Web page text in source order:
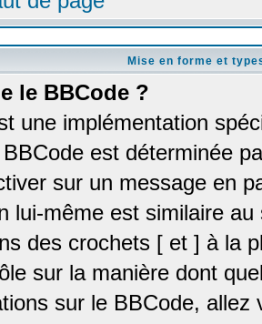
Mise en forme et
le BBCode ?
une implémentation
est déterminée
sur un message en
lui-même est similaire
des crochets [ et ] à la
sur la manière dont
sur le BBCode,